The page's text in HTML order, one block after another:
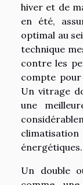
hiver et de
en été,
optimal au
technique
contre les
compte
Un vitrage
une
énergétiques.
Un double